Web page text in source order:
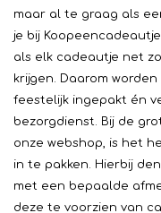
maar al te graag als
je bij
als elk cadeautje net
krijgen. Daarom
feestelijk ingepakt én
bezorgdienst. Bij de
onze webshop, is het
in te pakken. Hierbij
met een bepaalde
deze te voorzien van